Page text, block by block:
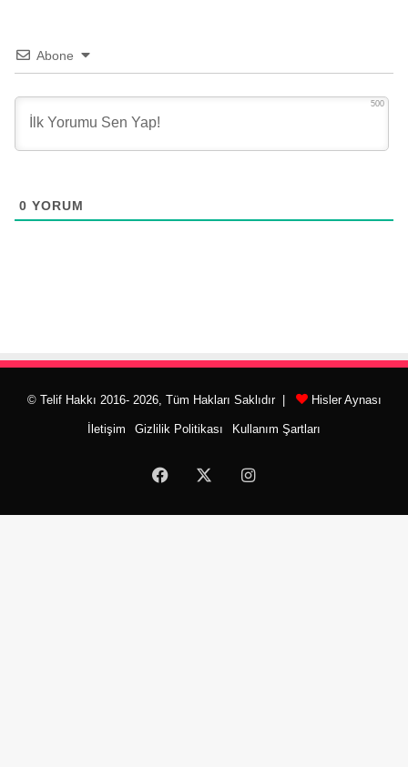
Abone
500
0 YORUM
© Telif Hakkı 2016- 2026, Tüm Hakları Saklıdır | Hisler Aynası
İletişim Gizlilik Politikası Kullanım Şartları
Facebook Instagram